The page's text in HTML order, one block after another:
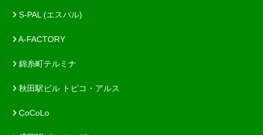
S-PAL (エスパル)
A-FACTORY
錦糸町テルミナ
秋田駅ビル トピコ・アルス
CoCoLo